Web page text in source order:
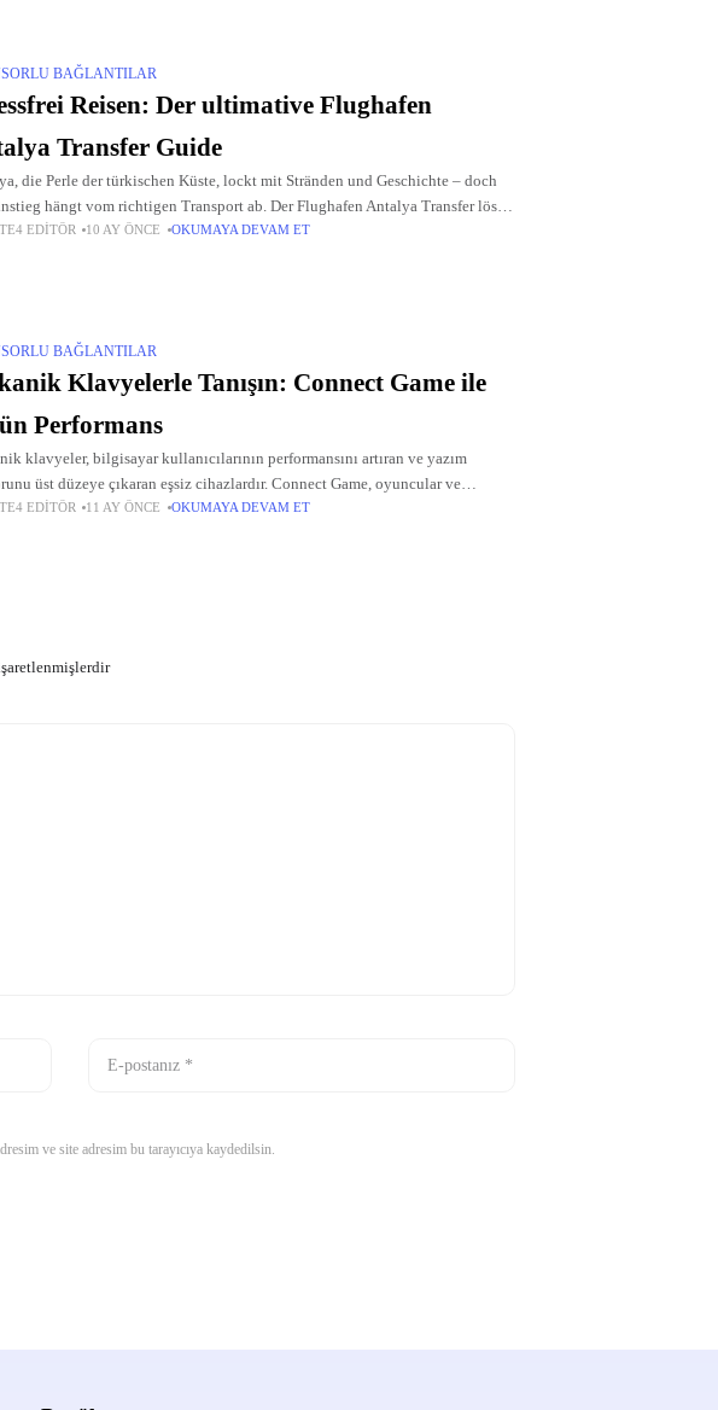
BAĞLANTILAR
Reisen: Der ultimative Flughafen
Transfer Guide
die Perle der türkischen Küste, lockt mit Stränden und Geschichte – doch
hängt vom richtigen Transport ab. Der Flughafen Antalya Transfer löst
unterstützt vom zuverlässigen
EDITÖR 10 AY ÖNCE OKUMAYA DEVAM ET
BAĞLANTILAR
Klavyelerle Tanışın: Connect Game ile
Performans
klavyeler, bilgisayar kullanıcılarının performansını artıran ve yazım
üst düzeye çıkaran eşsiz cihazlardır. Connect Game, oyuncular ve
için tasarlanmış geniş bir mekanik klavye yelpazesi sunarak, her türlü
EDITÖR 11 AY ÖNCE OKUMAYA DEVAM ET
ve site adresim bu tarayıcıya kaydedilsin.